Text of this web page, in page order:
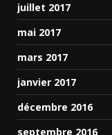
juillet 2017
mai 2017
mars 2017
janvier 2017
décembre 2016
septembre 2016